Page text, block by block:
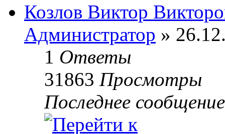
Козлов Виктор
Администратор »
1 Ответы
31863 Просмотры
Последнее